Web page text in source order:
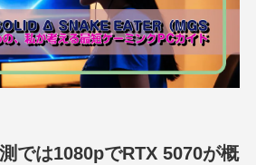
では1080pでRTX 5070が概